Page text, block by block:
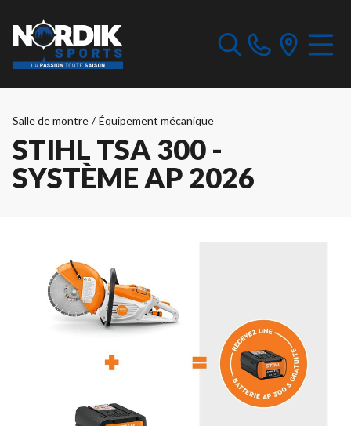
Salle de montre / Équipement mécanique
STIHL TSA 300 -
SYSTÈME AP 2026